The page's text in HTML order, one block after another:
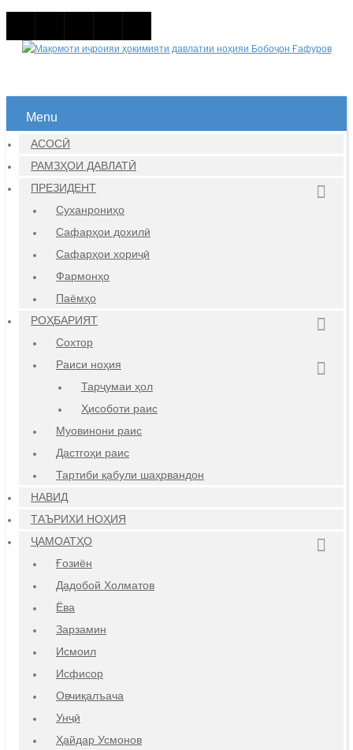
Menu
АСОСӢ
РАМЗҲОИ ДАВЛАТӢ
ПРЕЗИДЕНТ
Суханрониҳо
Сафарҳои дохилӣ
Сафарҳои хориҷӣ
Фармонҳо
Паёмҳо
РОҲБАРИЯТ
Сохтор
Раиси ноҳия
Тарҷумаи ҳол
Ҳисоботи раис
Муовинони раис
Дастгоҳи раис
Тартиби қабули шаҳрвандон
НАВИД
ТАЪРИХИ НОҲИЯ
ҶАМОАТҲО
Ғозиён
Дадобой Холматов
Ёва
Зарзамин
Исмоил
Исфисор
Овчиқалъача
Унҷӣ
Ҳайдар Усмонов